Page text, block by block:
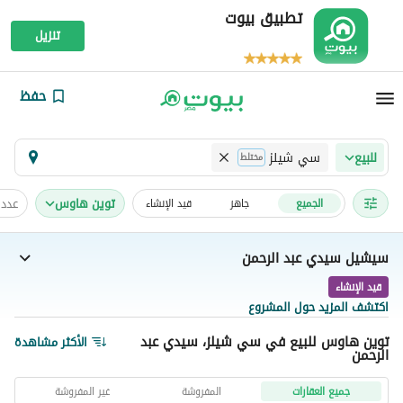
تطبيق بيوت
تنزيل
حفظ
للبيع سي شيلز مختلط
الجميع جاهز قيد الإنشاء توين هاوس
سيشيل سيدي عبد الرحمن
قيد الإنشاء
اكتشف المزيد حول المشروع
توين هاوس للبيع في سي شيلز، سيدي عبد
الرحمن الأكثر مشاهدة
جميع العقارات المفروشة غير المفروشة